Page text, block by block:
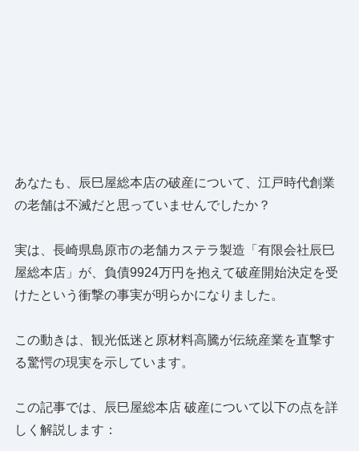
あなたも、辰巳屋総本店の破産について、江戸時代創業
の老舗は不滅だと思っていませんでしたか？
実は、長崎県島原市の老舗カステラ製造「有限会社辰巳
屋総本店」が、負債9924万円を抱えて破産開始決定を受
けたという衝撃の事実が明らかになりました。
この動きは、観光低迷と原材料高騰が伝統産業を直撃す
る驚愕の現実を示しています。
この記事では、辰巳屋総本店 破産について以下の点を詳
しく解説します：